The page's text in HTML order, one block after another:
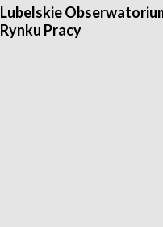
Lubelskie
Rynku Pracy